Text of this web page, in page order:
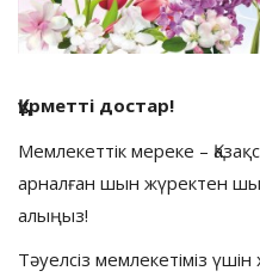
Құрметті достар!
Мемлекеттік мереке –
арналған шын жүректен
алыңыз!
Тәуелсіз мемлекетіміз